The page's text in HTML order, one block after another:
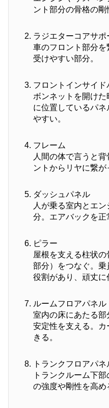
ント部分の骨格の剛
ラジエターコアサポ
車のフロント部分
受けやすい部分。
フロントインサイド
ボンネットを開け
に位置しているパ
やすい。
フレーム
人間の体で言うと
ントからリヤに繋が
ダッシュパネル
人が乗る室内とエ
分。エアバックを正
ピラー
屋根を支える柱状
部分）をつなぐ。
役割があり、頑丈に
ルームフロアパネル
室内の床にあたる
安定性を支える。
きる。
トランクフロアパネ
トランクルーム下
の強度や剛性を高め